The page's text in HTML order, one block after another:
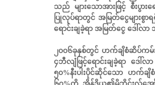
သည် များသောအားဖြင့် စီးပွာ
ပြုလုပ်ရာတွင် အမြတ်ငွေများစွာ
ရောင်းချခဲ့ရာ အမြတ်ငွေ ဒေါ်
၂၀၀၆ခုနှစ်တွင် ဟက်ချိစံဆိပ်ကမ်
၄ဘီလျံဖြင့်ရောင်းချခဲ့ရာ ဒ
၅၀%နီးပါးပိုင်ဆိုင်သော ဟက်